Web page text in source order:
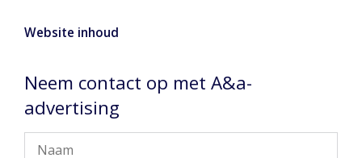
Website inhoud
Neem contact op met A&a-
advertising